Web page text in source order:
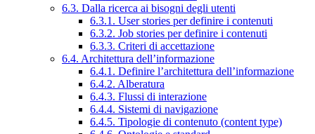
6.3. Dalla ricerca ai bisogni degli utenti
6.3.1. User stories per definire i contenuti
6.3.2. Job stories per definire i contenuti
6.3.3. Criteri di accettazione
6.4. Architettura dell’informazione
6.4.1. Definire l’architettura dell’informazione
6.4.2. Alberatura
6.4.3. Flussi di interazione
6.4.4. Sistemi di navigazione
6.4.5. Tipologie di contenuto (content type)